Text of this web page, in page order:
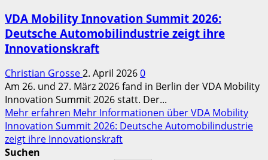
VDA Mobility Innovation Summit 2026:
Deutsche Automobilindustrie zeigt ihre
Innovationskraft
Christian Grosse2. April 20260
Am 26. und 27. März 2026 fand in Berlin der VDA Mobility
Innovation Summit 2026 statt. Der...
Mehr erfahren Mehr Informationen über VDA Mobility
Innovation Summit 2026: Deutsche Automobilindustrie
zeigt ihre Innovationskraft
Suchen